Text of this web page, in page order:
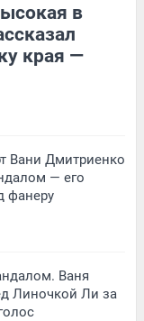
в
края —
Вани Дмитриенко
— его
фанеру
Ваня
Линочкой Ли за